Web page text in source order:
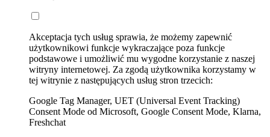
Akceptacja tych usług sprawia, że możemy zapewnić
użytkownikowi funkcje wykraczające poza funkcje
podstawowe i umożliwić mu wygodne korzystanie z naszej
witryny internetowej. Za zgodą użytkownika korzystamy w
tej witrynie z następujących usług stron trzecich:
Google Tag Manager, UET (Universal Event Tracking)
Consent Mode od Microsoft, Google Consent Mode, Klarna,
Freshchat